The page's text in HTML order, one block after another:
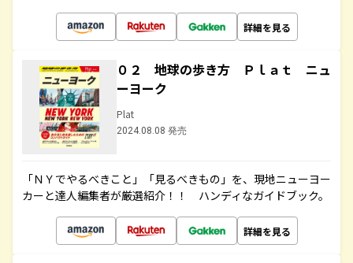
詳細を見る
０２ 地球の歩き方 Ｐｌａｔ ニュ
ーヨーク
Plat
2024.08.08 発売
「ＮＹでやるべきこと」「見るべきもの」を、現地ニューヨー
カーと達人編集者が厳選紹介！！ ハンディなガイドブック。
詳細を見る